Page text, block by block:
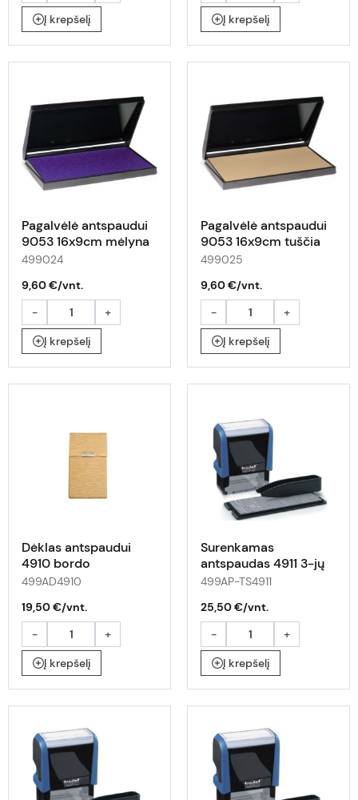
Į krepšelį Į krepšelį
Pagalvėlė antspaudui
9053 16x9cm mėlyna
499024
9,60 €/vnt.
-
+
Į krepšelį
Pagalvėlė antspaudui
9053 16x9cm tuščia
499025
9,60 €/vnt.
-
+
Į krepšelį
Dėklas antspaudui
4910 bordo
499AD4910
19,50 €/vnt.
-
+
Į krepšelį
Surenkamas
antspaudas 4911 3-jų
eilučių
499AP-TS4911
25,50 €/vnt.
-
+
Į krepšelį